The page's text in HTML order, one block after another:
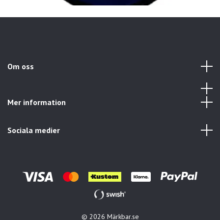
Om oss
Mer information
Sociala medier
© 2026 Märkbar.se